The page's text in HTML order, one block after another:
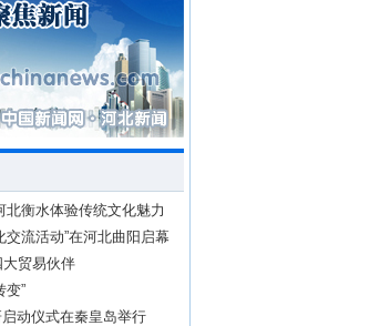
衡水体验传统文化魅力
流活动”在河北曲阳启幕
贸易伙伴
变”
动仪式在秦皇岛举行